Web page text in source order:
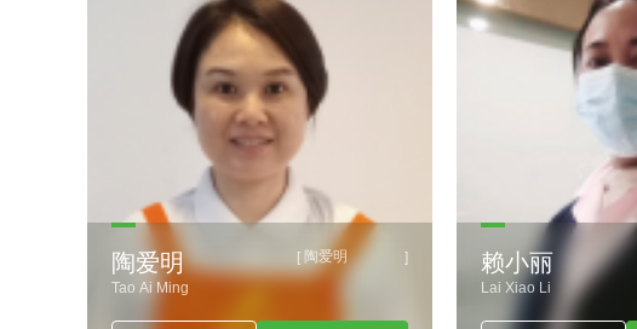
[ 陶爱明 ]
陶爱明
Tao Ai Ming
赖小丽
Lai Xiao Li